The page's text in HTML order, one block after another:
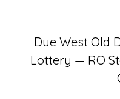
Due West Old
Lottery — RO